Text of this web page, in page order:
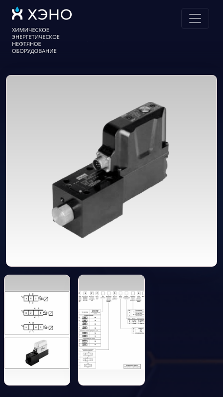
Главная Продукция
Parker
Пропорциональные распределители серии D1FP; D3FP